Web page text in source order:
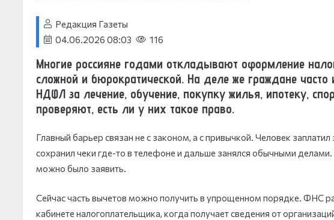
Редакция Газеты
04.06.2026 08:03
116
Многие россияне годами откладывают оформление
сложной и бюрократической. На деле же граждане
НДФЛ за лечение, обучение, покупку жилья, ипотеку,
проверяют, есть ли у них такое право.
Главный барьер связан не с законом, а с привычкой. Человек
сохранил чеки где-то в телефоне и дальше занялся обычными
можно было заявить.
Сейчас часть вычетов можно получить в упрощенном порядке. ФНС
кабинете налогоплательщика, когда получает сведения от